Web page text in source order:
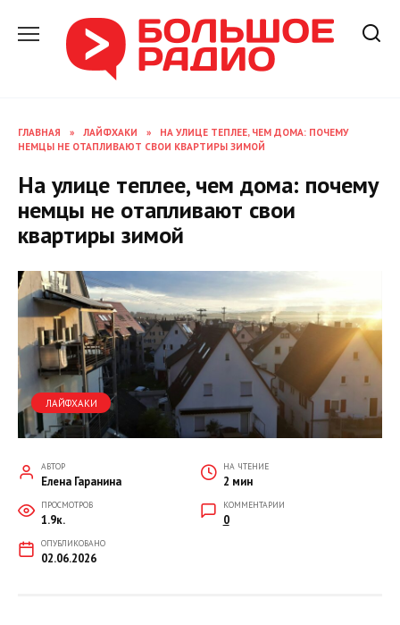
содержанию
ГЛАВНАЯ » ЛАЙФХАКИ »
НА УЛИЦЕ ТЕПЛЕЕ, ЧЕМ ДОМА: ПОЧЕМУ
НЕМЦЫ НЕ ОТАПЛИВАЮТ СВОИ КВАРТИРЫ ЗИМОЙ
На улице теплее, чем дома: почему
немцы не отапливают свои
квартиры зимой
ЛАЙФХАКИ
АВТОР
Елена Гаранина
НА ЧТЕНИЕ
2 мин
ПРОСМОТРОВ
1.9к.
КОММЕНТАРИИ
0
ОПУБЛИКОВАНО
02.06.2026